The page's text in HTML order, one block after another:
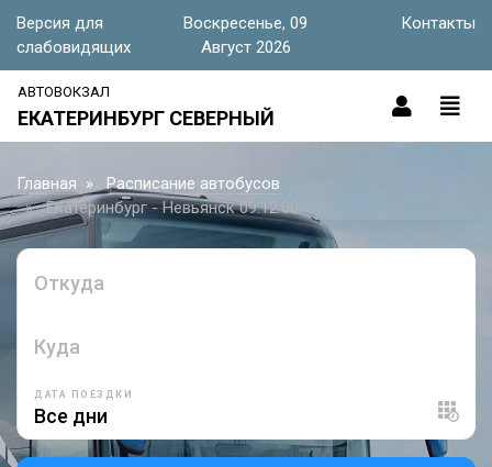
Версия для
слабовидящих
Воскресенье, 09
Август 2026
Контакты
АВТОВОКЗАЛ
ЕКАТЕРИНБУРГ СЕВЕРНЫЙ
Главная
Расписание автобусов
Екатеринбург - Невьянск 09:12:00
Откуда
Куда
ДАТА ПОЕЗДКИ